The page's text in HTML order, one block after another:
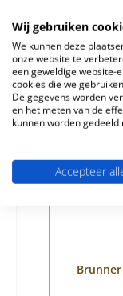
Wij gebruiken
We kunnen deze
onze website te
een geweldige website-
cookies die we
De gegevens worden
en het meten van de
kunnen worden
Accepteer